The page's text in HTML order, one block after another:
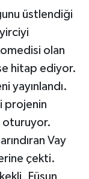
üstlendiği
olan
hitap ediyor.
yayınlandı.
projenin
oturuyor.
Vay
çekti.
Füsun